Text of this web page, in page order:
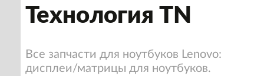
Технология TN
Все запчасти для ноутбуков Lenovo:
дисплеи/матрицы для ноутбуков.